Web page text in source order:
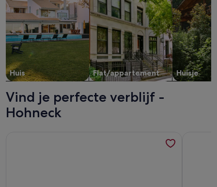
Huis Flat/appartement Huisje
Vind je perfecte verblijf -
Hohneck
Meer informatie over Uitzonderlijke locatie, nieuw chalet,